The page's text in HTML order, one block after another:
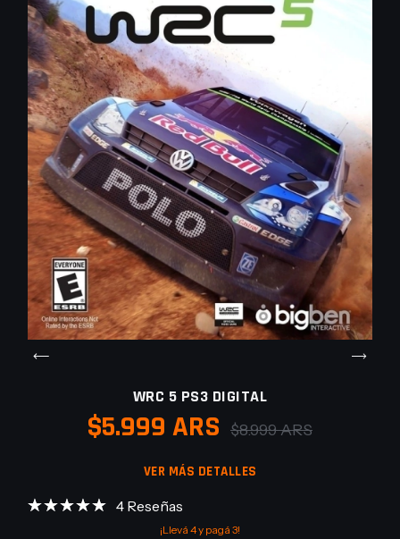
WRC 5 PS3 DIGITAL
$5.999 ARS $8.999 ARS
VER MÁS DETALLES
4 Reseñas
¡Llevá 4 y pagá 3!